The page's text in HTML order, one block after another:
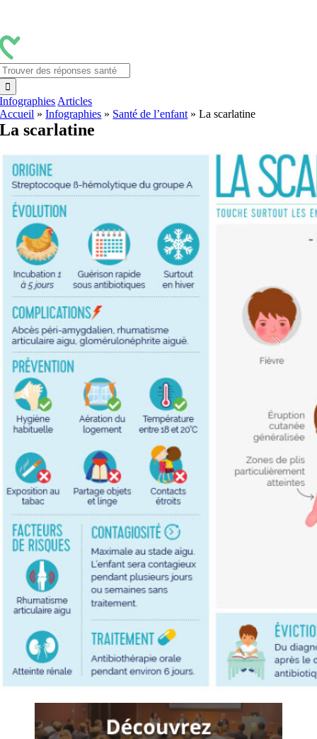
contenu
Infographies Articles
Accueil »Infographies » Santé de l’enfant »La scarlatine
La scarlatine